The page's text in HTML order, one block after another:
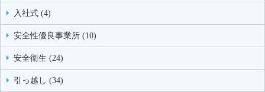
入社式 (4)
安全性優良事業所 (10)
安全衛生 (24)
引っ越し (34)